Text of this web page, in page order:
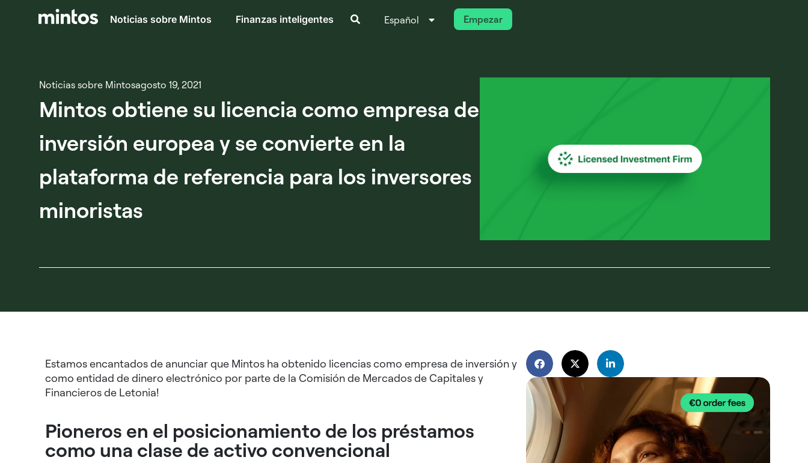
Noticias sobre Mintos Finanzas inteligentes Español
Italiano Empezar
Noticias sobre Mintosagosto 19, 2021
Mintos obtiene su licencia como empresa de
inversión europea y se convierte en la
plataforma de referencia para los inversores
minoristas
Estamos encantados de anunciar que Mintos ha obtenido licencias como empresa de inversión y
como entidad de dinero electrónico por parte de la Comisión de Mercados de Capitales y
Financieros de Letonia!
Pioneros en el posicionamiento de los préstamos
como una clase de activo convencional